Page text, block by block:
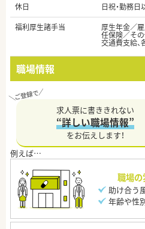
休日
日祝・勤務日
福利厚生諸手当
厚生年金／
任保険／そ
交通費支給、
職場情報
求人票に書ききれない
“詳しい職場情報”
をお伝えします！
職場
助け合う
年齢や性